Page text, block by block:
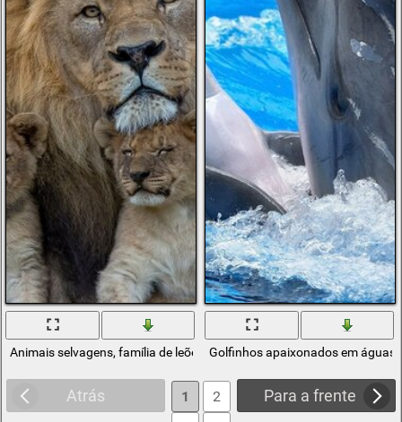
Animais selvagens, família de leões ver o homem do filme prov guerra
Golfinhos apaixonados em águas
Atrás Para a frente
1
2